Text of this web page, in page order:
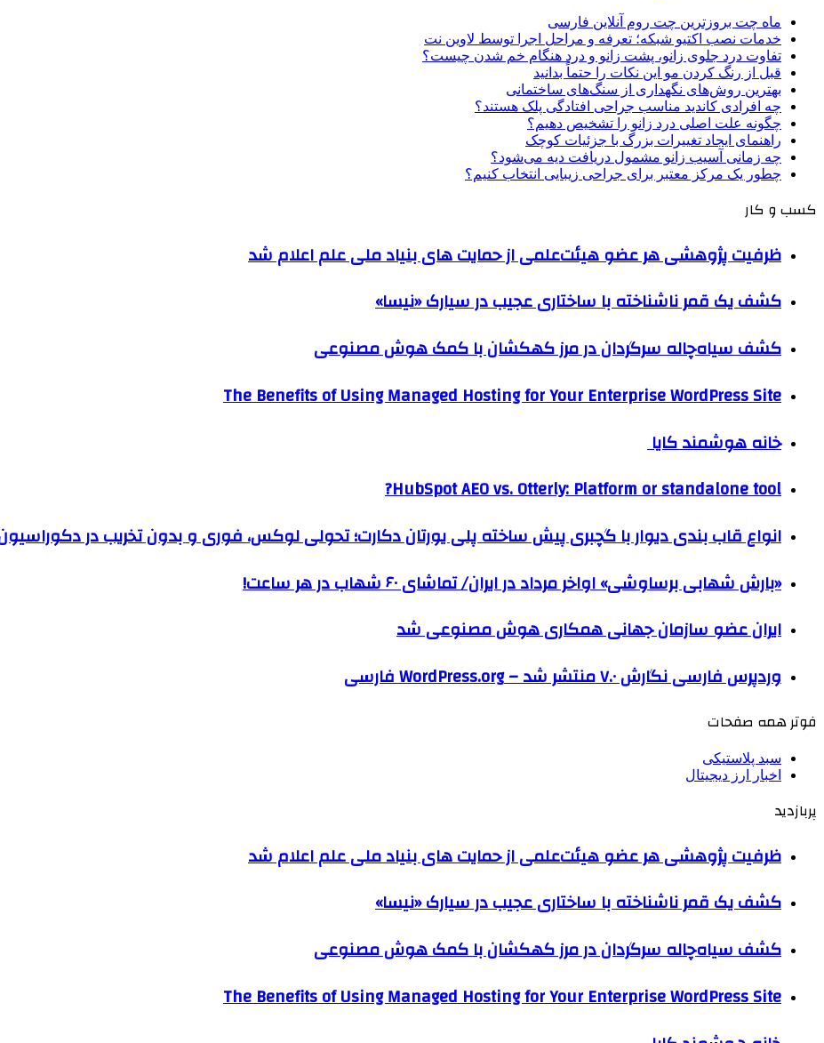
ماه چت بروزترین چت روم آنلاین فارسی
خدمات نصب اکتیو شبکه؛ تعرفه و مراحل اجرا توسط لاوین نت
تفاوت درد جلوی زانو، پشت زانو و درد هنگام خم شدن چیست؟
قبل از رنگ کردن مو این نکات را حتماً بدانید
بهترین روش‌های نگهداری از سنگ‌های ساختمانی
چه افرادی کاندید مناسب جراحی افتادگی پلک هستند؟
چگونه علت اصلی درد زانو را تشخیص دهیم؟
راهنمای ایجاد تغییرات بزرگ با جزئیات کوچک
چه زمانی آسیب زانو مشمول دریافت دیه می‌شود؟
چطور یک مرکز معتبر برای جراحی زیبایی انتخاب کنیم؟
کسب و کار
ظرفیت پژوهشی هر عضو هیئت‌علمی از حمایت های بنیاد ملی علم اعلام شد
کشف یک قمر ناشناخته با ساختاری عجیب در سیارک «نیسا»
کشف سیاه‌چاله سرگردان در مرز کهکشان با کمک هوش مصنوعی
The Benefits of Using Managed Hosting for Your Enterprise WordPress Site
خانه هوشمند کایا
HubSpot AEO vs. Otterly: Platform or standalone tool?
انواع قاب بندی دیوار با گچبری پیش ساخته پلی یورتان دکارت؛ تحولی لوکس، فوری و بدون تخریب در
«بارش شهابی برساوشی» اواخر مرداد در ایران/ تماشای ۶۰ شهاب در هر ساعت!
ایران عضو سازمان جهانی همکاری هوش مصنوعی شد
وردپرس فارسی نگارش ۷.۰ منتشر شد – WordPress.org فارسی
فوتر همه صفحات
سبد پلاستیکی
اخبار ارز دیجیتال
پربازدید
ظرفیت پژوهشی هر عضو هیئت‌علمی از حمایت های بنیاد ملی علم اعلام شد
کشف یک قمر ناشناخته با ساختاری عجیب در سیارک «نیسا»
کشف سیاه‌چاله سرگردان در مرز کهکشان با کمک هوش مصنوعی
The Benefits of Using Managed Hosting for Your Enterprise WordPress Site